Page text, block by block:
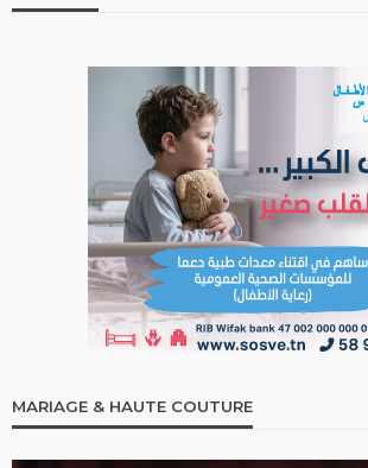
MARIAGE & HAUTE COUTURE